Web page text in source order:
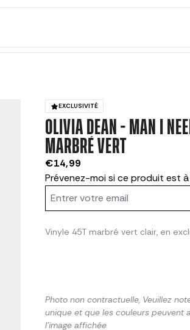
EXCLUSIVITÉ
OLIVIA DEAN - MAN I
MARBRÉ VERT
€14,99
Prévenez-moi si ce produit est
Vinyle 45T marbré vert clair, en
Photo non contractuelle, Veuillez
unique et que les couleurs peuvent
l'image affichée